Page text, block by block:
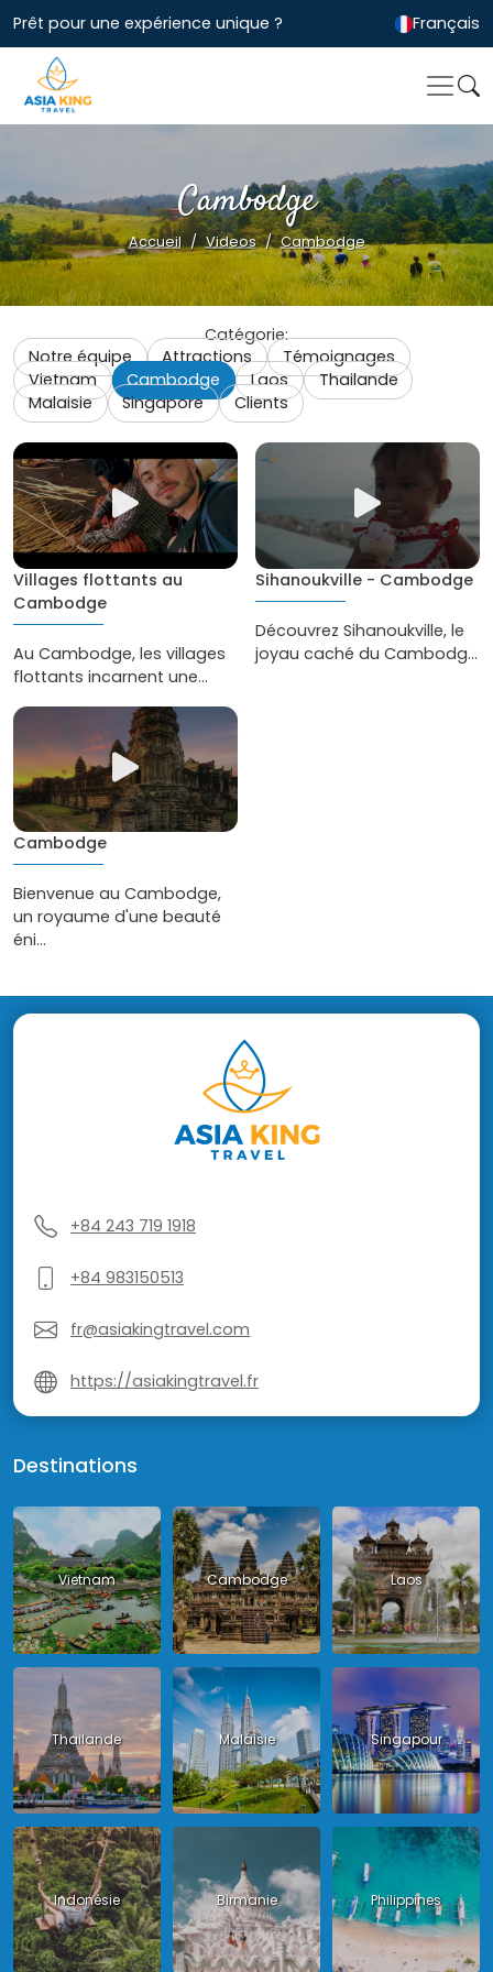
Prêt pour une expérience unique ? Français
Cambodge
Accueil Videos Cambodge
Catégorie:
Notre équipe
Attractions
Témoignages
Vietnam
Cambodge Laos
Thailande
Malaisie
Singapore Clients
Villages flottants au
Cambodge
Au Cambodge, les villages
flottants incarnent une...
Sihanoukville - Cambodge
Découvrez Sihanoukville, le
joyau caché du Cambodg...
Cambodge
Bienvenue au Cambodge,
un royaume d'une beauté
éni...
+84 243 719 1918
+84 983150513
fr@asiakingtravel.com
https://asiakingtravel.fr
Destinations
Vietnam Cambodge Laos
Thailande Malaisie Singapour
Indonésie Birmanie Philippines